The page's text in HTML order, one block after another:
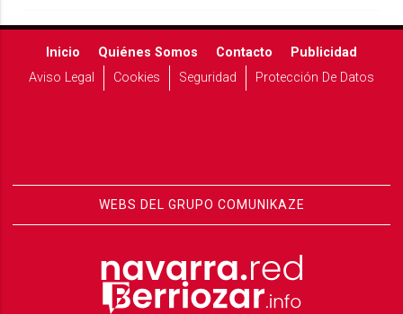
Inicio Quiénes Somos Contacto
Publicidad
Aviso Legal
Cookies Seguridad Protección De Datos
WEBS DEL GRUPO COMUNIKAZE